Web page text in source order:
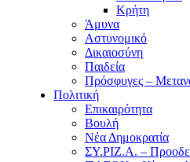
Κρήτη
Άμυνα
Αστυνομικό
Δικαιοσύνη
Παιδεία
Πρόσφυγες –
Πολιτική
Επικαιρότητα
Βουλή
Νέα Δημοκρατία
ΣΥ.ΡΙΖ.Α. –